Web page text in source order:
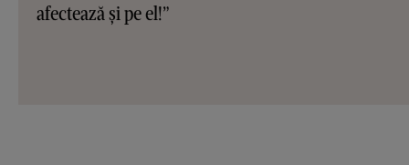
afectează și pe el!”